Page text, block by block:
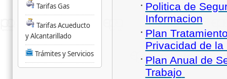
Politica de
Informacion
Plan
Privacidad de la
Plan Anual de
Trabajo
Tarifas Gas
Tarifas Acueducto
y Alcantarillado
Trámites y Servicios